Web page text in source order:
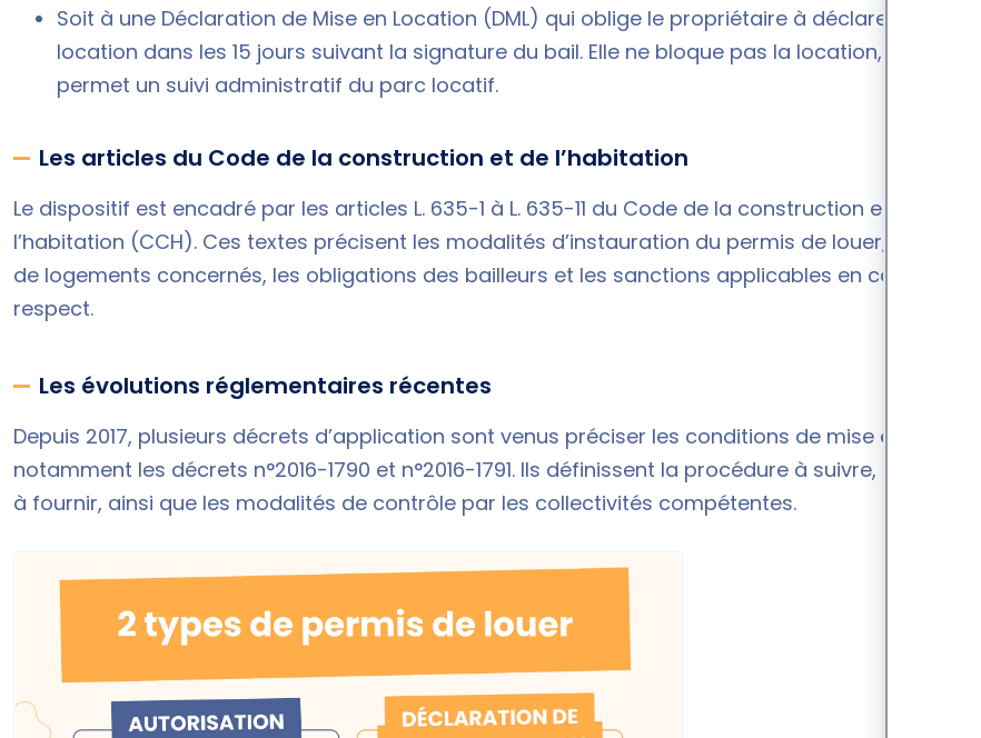
Soit à une Déclaration de Mise en Location (DML) qui oblige le propriétaire à déclarer la
location dans les 15 jours suivant la signature du bail. Elle ne bloque pas la location, mais
permet un suivi administratif du parc locatif.
Les articles du Code de la construction et de l’habitation
Le dispositif est encadré par les articles L. 635-1 à L. 635-11 du Code de la construction et de
l’habitation (CCH). Ces textes précisent les modalités d’instauration du permis de louer, les types
de logements concernés, les obligations des bailleurs et les sanctions applicables en cas de non-
respect.
Les évolutions réglementaires récentes
Depuis 2017, plusieurs décrets d’application sont venus préciser les conditions de mise en œuvre,
notamment les décrets n°2016-1790 et n°2016-1791. Ils définissent la procédure à suivre, les pièces
à fournir, ainsi que les modalités de contrôle par les collectivités compétentes.